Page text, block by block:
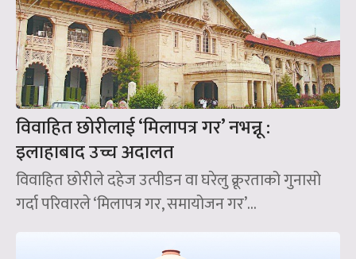
विवाहित छोरीलाई ‘मिलापत्र गर’ नभन्नू :
इलाहाबाद उच्च अदालत
विवाहित छोरीले दहेज उत्पीडन वा घरेलु क्रूरताको गुनासो
गर्दा परिवारले ‘मिलापत्र गर, समायोजन गर’...